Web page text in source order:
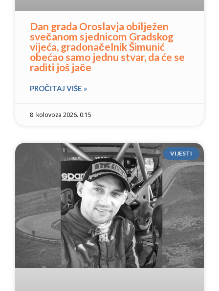
Dan grada Oroslavja obilježen
svečanom sjednicom Gradskog
vijeća, gradonačelnik Šimunić
obećao samo jednu stvar, da će se
raditi još jače
PROČITAJ VIŠE »
8. kolovoza 2026. 0:15
VIJESTI